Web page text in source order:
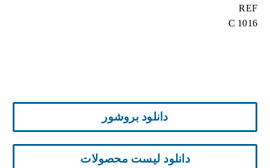
REF
C 1016
دانلود بروشور
دانلود لیست محصولات